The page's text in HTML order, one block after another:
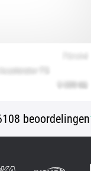
beoordelingen